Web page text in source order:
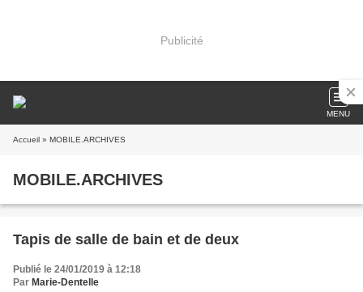
Publicité
MENU
Accueil » MOBILE.ARCHIVES
MOBILE.ARCHIVES
Tapis de salle de bain et de deux
Publié le 24/01/2019 à 12:18
Par Marie-Dentelle